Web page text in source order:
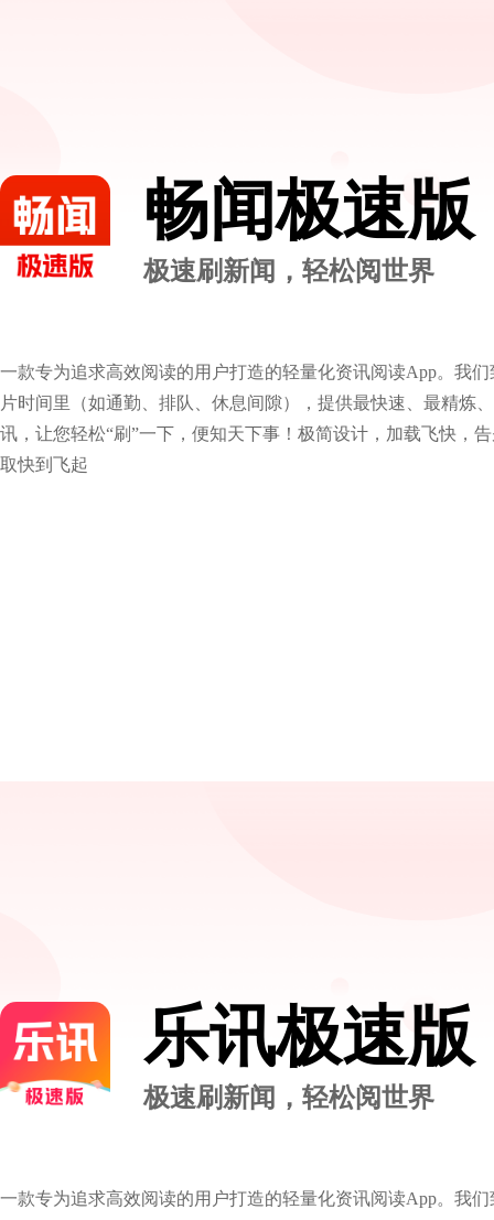
畅闻极速版
极速刷新闻，轻松阅世界
一款专为追求高效阅读的用户打造的轻量化资讯阅读App。我
片时间里（如通勤、排队、休息间隙），提供最快速、最精炼
讯，让您轻松“刷”一下，便知天下事！极简设计，加载飞快，
取快到飞起
乐讯极速版
极速刷新闻，轻松阅世界
一款专为追求高效阅读的用户打造的轻量化资讯阅读App。我